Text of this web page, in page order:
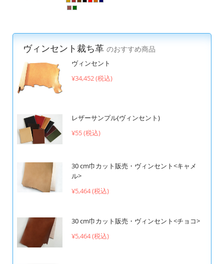
ヴィンセント裁ち革 のおすすめ商品
ヴィンセント
¥34,452 (税込)
レザーサンプル(ヴィンセント)
¥55 (税込)
30 cm巾カット販売・ヴィンセント<キャメ
ル>
¥5,464 (税込)
30 cm巾カット販売・ヴィンセント<チョコ>
¥5,464 (税込)